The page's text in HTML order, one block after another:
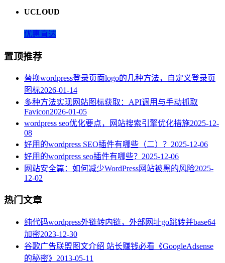
UCLOUD
优惠直达
置顶推荐
替换wordpress登录页面logo的几种方法，自定义登录页
图标2026-01-14
多种方法实现网站图标获取：API调用与手动抓取
Favicon2026-01-05
wordpress seo优化要点，网站搜索引擎优化措施2025-12-
08
好用的wordpress SEO插件有哪些（二）？ 2025-12-06
好用的wordpress seo插件有哪些？ 2025-12-06
网站安全篇：如何减少WordPress网站被黑的风险2025-
12-02
热门文章
纯代码wordpress外链转内链，外部网址go跳转并base64
加密2023-12-30
谷歌广告联盟图文介绍 站长赚钱必看《GoogleAdsense
的秘密》 2013-05-11